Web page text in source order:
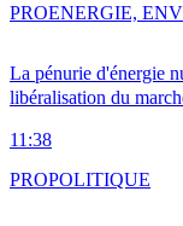
La pénurie d'énergie
libéralisation du
11:38
PROENERGIE,
PROPOLITIQUE